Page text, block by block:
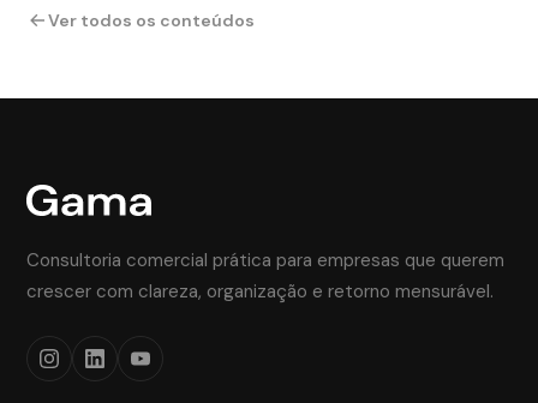
Ver todos os conteúdos
Consultoria comercial prática para empresas que querem
crescer com clareza, organização e retorno mensurável.